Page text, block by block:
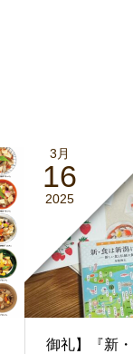
3月
16
2025
御礼】『新